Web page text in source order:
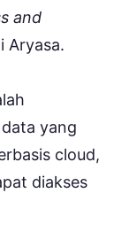
and
Aryasa.
yang
cloud,
diakses